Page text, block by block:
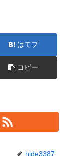
はてブ
コピー
hide3387